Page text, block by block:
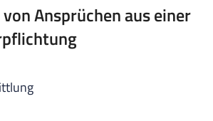
Ansprüchen aus einer